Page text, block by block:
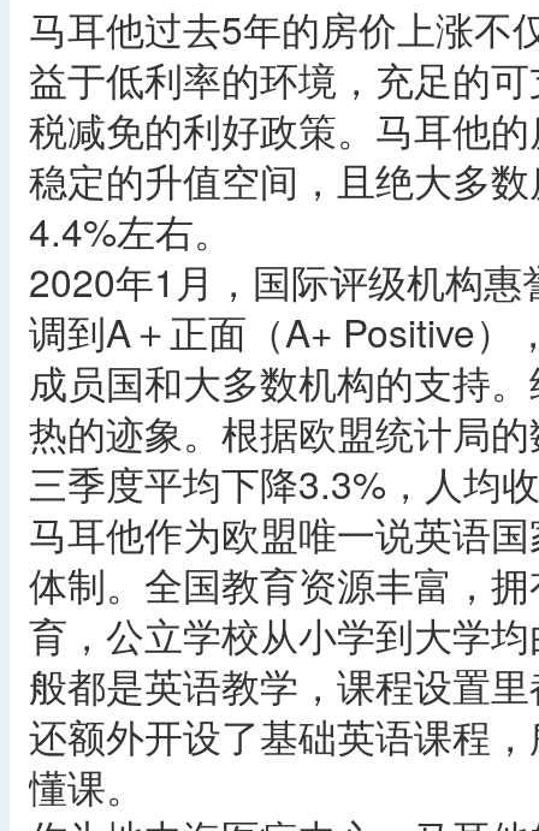
马耳他过去5年的房价上涨不
益于低利率的环境，充足的
税减免的利好政策。马耳他
稳定的升值空间，且绝大多
4.4%左右。
2020年1月，国际评级机构
调到A＋正面（A+ Positive）
成员国和大多数机构的支持
热的迹象。根据欧盟统计局
三季度平均下降3.3%，人均
马耳他作为欧盟唯一说英语
体制。全国教育资源丰富，
育，公立学校从小学到大学
般都是英语教学，课程设置
还额外开设了基础英语课程
懂课。